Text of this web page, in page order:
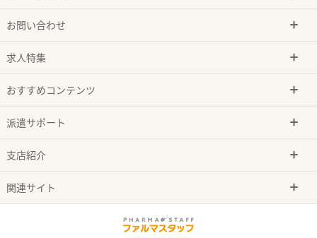
お問い合わせ
求人特集
おすすめコンテンツ
派遣サポート
支店紹介
関連サイト